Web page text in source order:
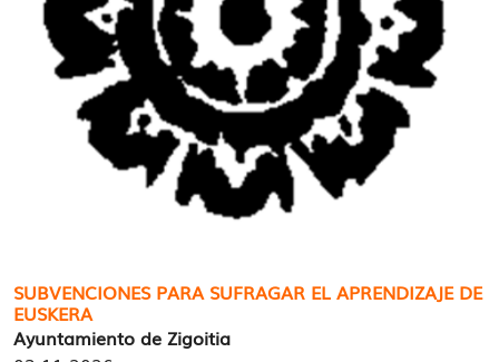
SUBVENCIONES PARA SUFRAGAR EL APRENDIZAJE DE
EUSKERA
Ayuntamiento de Zigoitia